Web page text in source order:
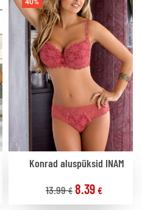
Konrad aluspüksid INAM
13.99€ 8.39 €